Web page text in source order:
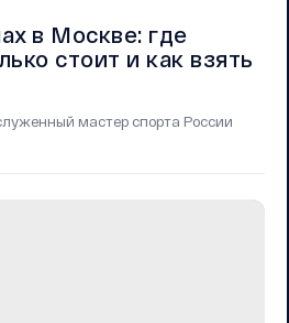
в Москве: где
стоит и как взять
мастер спорта России